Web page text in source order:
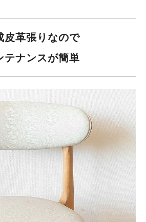
皮革張りなので
テナンスが簡単